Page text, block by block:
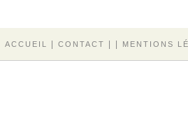
ACCUEIL CONTACT MENTIONS